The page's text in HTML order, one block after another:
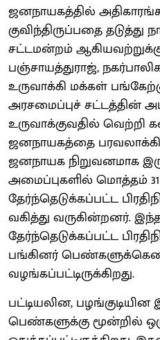
ஜனநாயகத்தில்
குவிந்திருப்பதை தடுத்து
சட்டமன்றம்
பஞ்சாயத்துராஜ்,
உருவாக்கி மக்கள்
அரசமைப்புச் சட்டத்தின்
உருவாக்குவதில்
ஜனநாயகத்தை
ஜனநாயக நிறுவனமாக
அமைப்புகளில் மொத்தம் 31
தேர்ந்தெடுக்கப்பட்ட
வகித்து வருகின்றனர்.
தேர்ந்தெடுக்கப்பட்ட
பங்கினர் பெண்களுக்கென
வழங்கப்பட்டிருக்கிறது.
பட்டியலின, பழங்குடியின
பெண்களுக்கு மூன்றில்